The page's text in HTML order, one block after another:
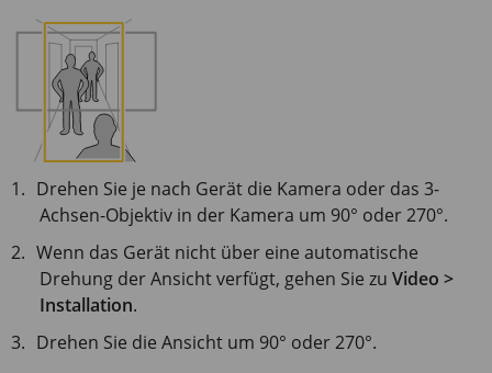
Drehen Sie je nach Gerät die Kamera oder das 3-
Achsen-Objektiv in der Kamera um 90° oder 270°.
Wenn das Gerät nicht über eine automatische
Drehung der Ansicht verfügt, gehen Sie zu Video >
Installation.
Drehen Sie die Ansicht um 90° oder 270°.